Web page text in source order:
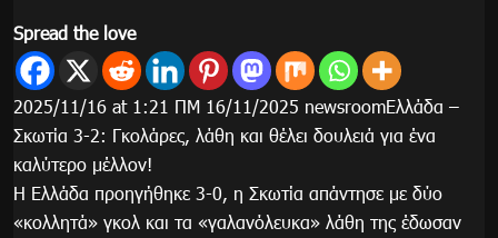
Spread the love
2025/11/16 at 1:21 ΠΜ 16/11/2025 newsroomΕλλάδα –
Σκωτία 3-2: Γκολάρες, λάθη και θέλει δουλειά για ένα
καλύτερο μέλλον!
Η Ελλάδα προηγήθηκε 3-0, η Σκωτία απάντησε με δύο
«κολλητά» γκολ και τα «γαλανόλευκα» λάθη της έδωσαν